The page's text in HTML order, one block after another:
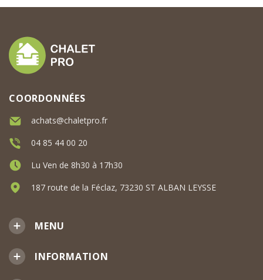
MENU
INFORMATION
COORDONNÉES
achats@chaletpro.fr
04 85 44 00 20
Lu Ven de 8h30 à 17h30
187 route de la Féclaz, 73230 ST ALBAN LEYSSE